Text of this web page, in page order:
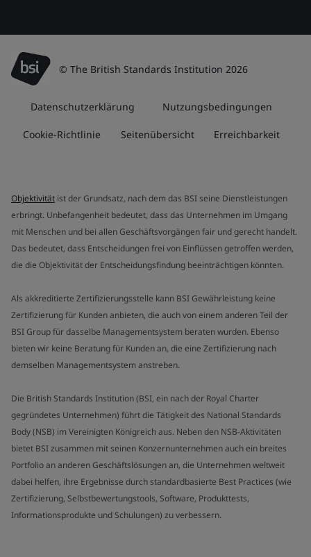
© The British Standards Institution 2026
Datenschutzerklärung Nutzungsbedingungen
Cookie-Richtlinie Seitenübersicht Erreichbarkeit
Objektivität ist der Grundsatz, nach dem das BSI seine Dienstleistungen
erbringt. Unbefangenheit bedeutet, dass das Unternehmen im Umgang
mit Menschen und bei allen Geschäftsvorgängen fair und gerecht handelt.
Das bedeutet, dass Entscheidungen frei von Einflüssen getroffen werden,
die die Objektivität der Entscheidungsfindung beeinträchtigen könnten.
Als akkreditierte Zertifizierungsstelle kann BSI Gewährleistung keine
Zertifizierung für Kunden anbieten, die auch von einem anderen Teil der
BSI Group für dasselbe Managementsystem beraten wurden. Ebenso
bieten wir keine Beratung für Kunden an, die eine Zertifizierung nach
demselben Managementsystem anstreben.
Die British Standards Institution (BSI, ein nach der Royal Charter
gegründetes Unternehmen) führt die Tätigkeit des National Standards
Body (NSB) im Vereinigten Königreich aus. Neben den NSB-Aktivitäten
bietet BSI zusammen mit seinen Konzernunternehmen auch ein breites
Portfolio an anderen Geschäftslösungen an, die Unternehmen weltweit
dabei helfen, ihre Ergebnisse durch standardbasierte Best Practices (wie
Zertifizierung, Selbstbewertungstools, Software, Produkttests,
Informationsprodukte und Schulungen) zu verbessern.